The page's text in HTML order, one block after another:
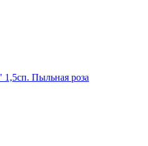
1,5сп. Пыльная роза